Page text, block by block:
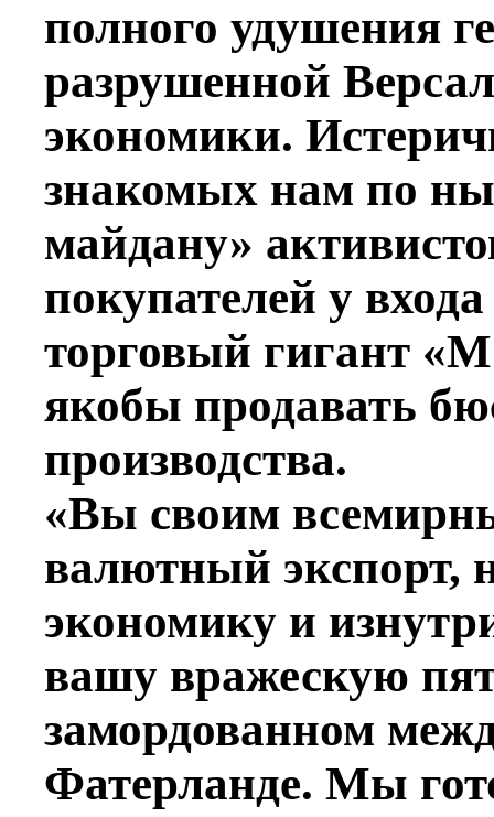
полного удушения
разрушенной
экономики.
знакомых нам по
майдану»
покупателей у
торговый гигант
якобы продавать
производства.
«Вы своим
валютный экспорт,
экономику и
вашу вражескую
замордованном
Фатерланде. Мы